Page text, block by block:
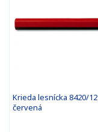
Krieda lesnícka 8420/12
červená